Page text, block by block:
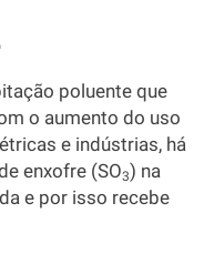
poluente que
o aumento do uso
e indústrias, há
enxofre (SO3) na
e por isso recebe